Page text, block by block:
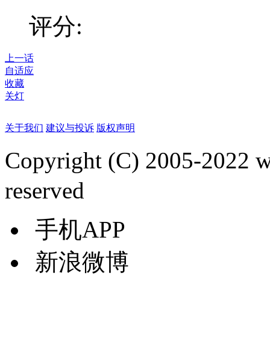
评分:
上一话
自适应
收藏
关灯
关于我们 建议与投诉 版权声明
Copyright (C) 2005-2022
reserved
手机APP
新浪微博